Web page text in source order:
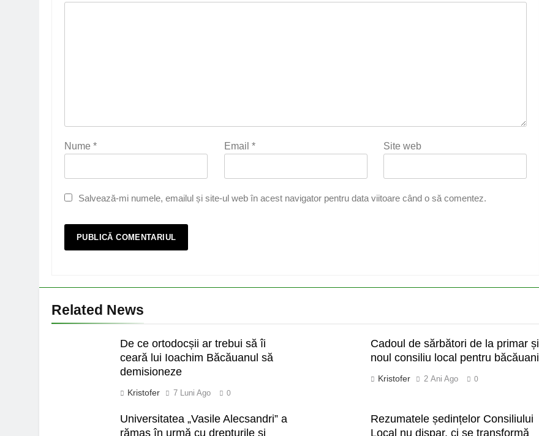
Nume * Email * Site web
Salvează-mi numele, emailul și site-ul web în acest navigator pentru data viitoare când o să comentez.
Related News
De ce ortodocșii ar trebui să îi
ceară lui Ioachim Băcăuanul să
demisioneze
Kristofer 7 Luni Ago 0
Cadoul de sărbători de la primar și
noul consiliu local pentru băcăuani
Kristofer 2 Ani Ago 0
Universitatea „Vasile Alecsandri” a
rămas în urmă cu drepturile și
Rezumatele ședințelor Consiliului
Local nu dispar, ci se transformă